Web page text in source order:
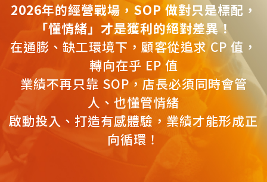
2026年的經營戰場，SOP 做對只是標配，
「懂情緒」才是獲利的絕對差異！
在通膨、缺工環境下，顧客從追求 CP 值，
轉向在乎 EP 值
業績不再只靠 SOP，店長必須同時會管
人、也懂管情緒
啟動投入、打造有感體驗，業績才能形成正
向循環！